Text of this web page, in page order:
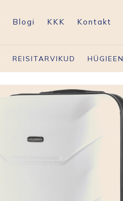
Blogi KKK Kontakt
REISITARVIKUD HÜGIEEN